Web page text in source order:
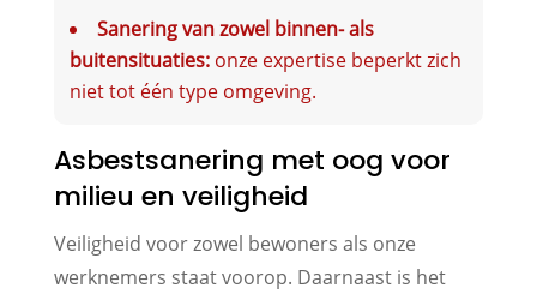
Sanering van zowel binnen- als
buitensituaties:onze expertise beperkt zich
niet tot één type omgeving.
Asbestsanering met oog voor
milieu en veiligheid
Veiligheid voor zowel bewoners als onze
werknemers staat voorop. Daarnaast is het